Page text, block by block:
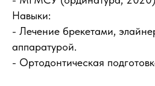
Навыки:
- Лечение брекетами,
аппаратурой.
- Ортодонтическая